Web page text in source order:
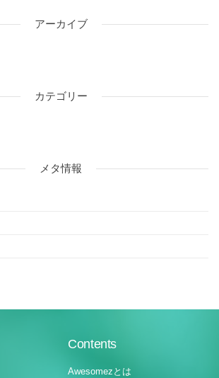
アーカイブ
カテゴリー
メタ情報
Contents
Awesomezとは